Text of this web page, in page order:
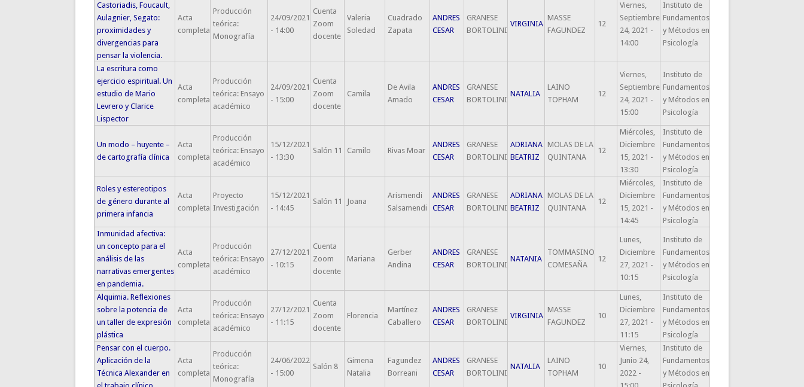
Castoriadis, Foucault,
Aulagnier, Segato:
proximidades y
divergencias para
pensar la violencia.
Acta
completa
Producción
teórica:
Monografía
24/09/2021
- 14:00
Cuenta
Zoom
docente
Valeria
Soledad
Cuadrado
Zapata
ANDRES
CESAR
GRANESE
BORTOLINI
VIRGINIA
MASSE
FAGUNDEZ
12
Viernes,
Septiembre
24, 2021 -
14:00
Instituto de
Fundamentos
y Métodos en
Psicología
La escritura como
ejercicio espiritual. Un
estudio de Mario
Levrero y Clarice
Lispector
Acta
completa
Producción
teórica: Ensayo
académico
24/09/2021
- 15:00
Cuenta
Zoom
docente
Camila
De Avila
Amado
ANDRES
CESAR
GRANESE
BORTOLINI
NATALIA
LAINO
TOPHAM
12
Viernes,
Septiembre
24, 2021 -
15:00
Instituto de
Fundamentos
y Métodos en
Psicología
Un modo – huyente –
de cartografía clínica
Acta
completa
Producción
teórica: Ensayo
académico
15/12/2021
- 13:30
Salón 11 Camilo Rivas Moar
ANDRES
CESAR
GRANESE
BORTOLINI
ADRIANA
BEATRIZ
MOLAS DE LA
QUINTANA
12
Miércoles,
Diciembre
15, 2021 -
13:30
Instituto de
Fundamentos
y Métodos en
Psicología
Roles y estereotipos
de género durante al
primera infancia
Acta
completa
Proyecto
Investigación
15/12/2021
- 14:45
Salón 11 Joana
Arismendi
Salsamendi
ANDRES
CESAR
GRANESE
BORTOLINI
ADRIANA
BEATRIZ
MOLAS DE LA
QUINTANA
12
Miércoles,
Diciembre
15, 2021 -
14:45
Instituto de
Fundamentos
y Métodos en
Psicología
Inmunidad afectiva:
un concepto para el
análisis de las
narrativas emergentes
en pandemia.
Acta
completa
Producción
teórica: Ensayo
académico
27/12/2021
- 10:15
Cuenta
Zoom
docente
Mariana
Gerber
Andina
ANDRES
CESAR
GRANESE
BORTOLINI
NATANIA
TOMMASINO
COMESAÑA
12
Lunes,
Diciembre
27, 2021 -
10:15
Instituto de
Fundamentos
y Métodos en
Psicología
Alquimia. Reflexiones
sobre la potencia de
un taller de expresión
plástica
Acta
completa
Producción
teórica: Ensayo
académico
27/12/2021
- 11:15
Cuenta
Zoom
docente
Florencia
Martínez
Caballero
ANDRES
CESAR
GRANESE
BORTOLINI
VIRGINIA
MASSE
FAGUNDEZ
10
Lunes,
Diciembre
27, 2021 -
11:15
Instituto de
Fundamentos
y Métodos en
Psicología
Pensar con el cuerpo.
Aplicación de la
Técnica Alexander en
Acta
completa
Producción
teórica:
Monografía
24/06/2022
- 15:00
Salón 8
Gimena
Natalia
Fagundez
Borreani
ANDRES
CESAR
GRANESE
BORTOLINI
NATALIA
LAINO
TOPHAM
10
Viernes,
Junio 24,
2022 -
Instituto de
Fundamentos
y Métodos en